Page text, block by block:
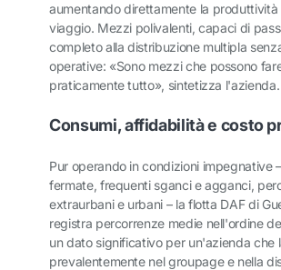
aumentando direttamente la produttività
viaggio. Mezzi polivalenti, capaci di
completo alla distribuzione multipla
operative: «Sono mezzi che possono
praticamente tutto», sintetizza l'azienda.
Consumi, affidabilità e costo
Pur operando in condizioni impegnative
fermate, frequenti sganci e agganci,
extraurbani e urbani – la flotta DAF di
registra percorrenze medie nell'ordine
un dato significativo per un'azienda che
prevalentemente nel groupage e nella